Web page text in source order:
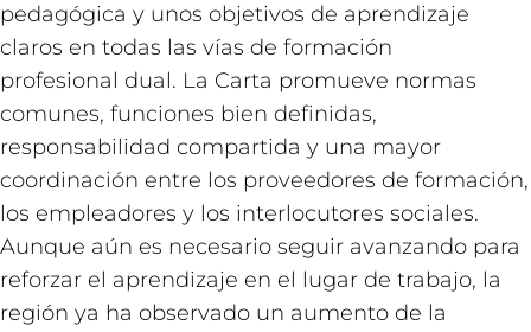
pedagógica y unos objetivos de aprendizaje
claros en todas las vías de formación
profesional dual. La Carta promueve normas
comunes, funciones bien definidas,
responsabilidad compartida y una mayor
coordinación entre los proveedores de formación,
los empleadores y los interlocutores sociales.
Aunque aún es necesario seguir avanzando para
reforzar el aprendizaje en el lugar de trabajo, la
región ya ha observado un aumento de la